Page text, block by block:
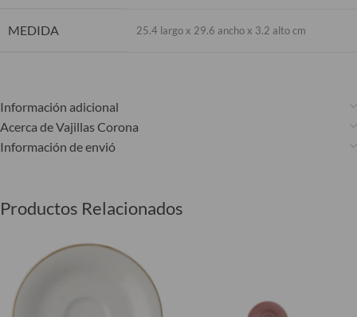
MEDIDA 25.4 largo x 29.6 ancho x 3.2 alto cm
Información adicional
Acerca de Vajillas Corona
Información de envió
Productos Relacionados